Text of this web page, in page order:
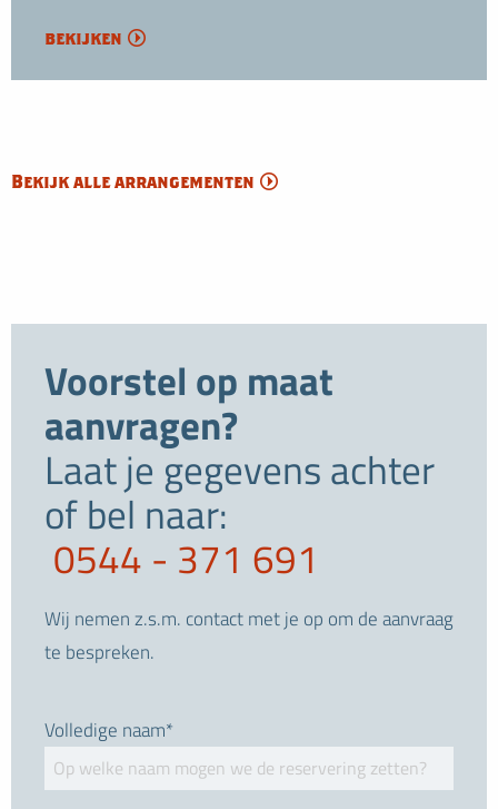
bekijken
Bekijk alle arrangementen
Voorstel op maat
aanvragen?
Laat je gegevens achter
of bel naar:
0544 - 371 691
Wij nemen z.s.m. contact met je op om de aanvraag
te bespreken.
Volledige naam*